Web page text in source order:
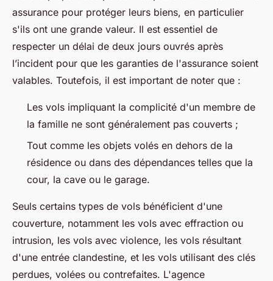
assurance pour protéger leurs biens, en particulier
s'ils ont une grande valeur. Il est essentiel de
respecter un délai de deux jours ouvrés après
l’incident pour que les garanties de l'assurance soient
valables. Toutefois, il est important de noter que :
Les vols impliquant la complicité d'un membre de
la famille ne sont généralement pas couverts ;
Tout comme les objets volés en dehors de la
résidence ou dans des dépendances telles que la
cour, la cave ou le garage.
Seuls certains types de vols bénéficient d'une
couverture, notamment les vols avec effraction ou
intrusion, les vols avec violence, les vols résultant
d'une entrée clandestine, et les vols utilisant des clés
perdues, volées ou contrefaites. L'agence